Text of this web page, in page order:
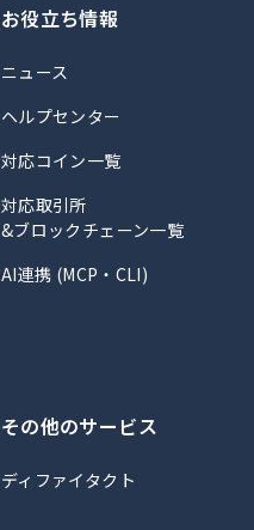
お役立ち情報
ニュース
ヘルプセンター
対応コイン一覧
対応取引所
&ブロックチェーン一覧
AI連携 (MCP・CLI)
その他のサービス
ディファイタクト